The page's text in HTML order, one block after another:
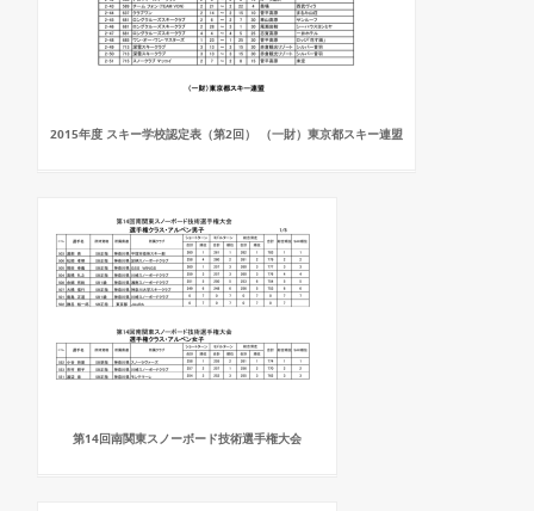
2015年度 スキー学校認定表（第2回） （一財）東京都スキー連盟
第14回南関東スノーボード技術選手権大会